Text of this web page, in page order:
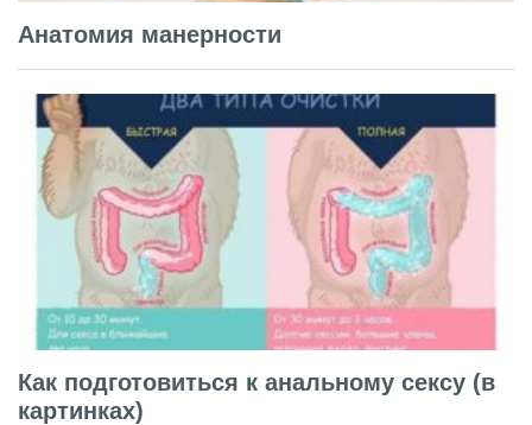
Анатомия манерности
Как подготовиться к анальному сексу (в
картинках)